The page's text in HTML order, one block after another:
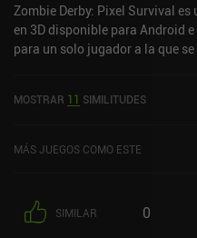
Zombie Derby: Pixel Survival
en 3D disponible para Android
para un solo jugador a la que
de 4,5 sobre 5,0 en Google Play
MOSTRAR 11 SIMILITUDES
MÁS JUEGOS COMO ESTE
SIMILAR 0